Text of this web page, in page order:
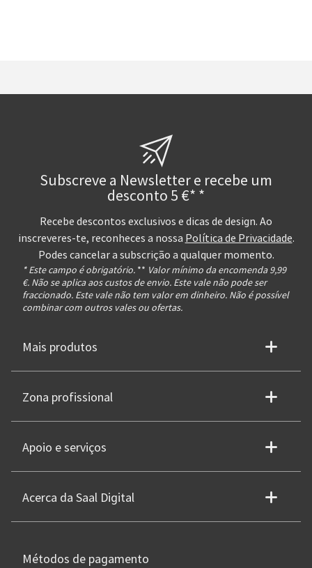
Subscreve a Newsletter e recebe um
desconto 5 €* *
Recebe descontos exclusivos e dicas de design. Ao
inscreveres-te, reconheces a nossa Política de Privacidade.
Podes cancelar a subscrição a qualquer momento.
* Este campo é obrigatório. ** Valor mínimo da encomenda 9,99
€. Não se aplica aos custos de envio. Este vale não pode ser
fraccionado. Este vale não tem valor em dinheiro. Não é possível
combinar com outros vales ou ofertas.
Mais produtos
Zona profissional
Apoio e serviços
Acerca da Saal Digital
Métodos de pagamento